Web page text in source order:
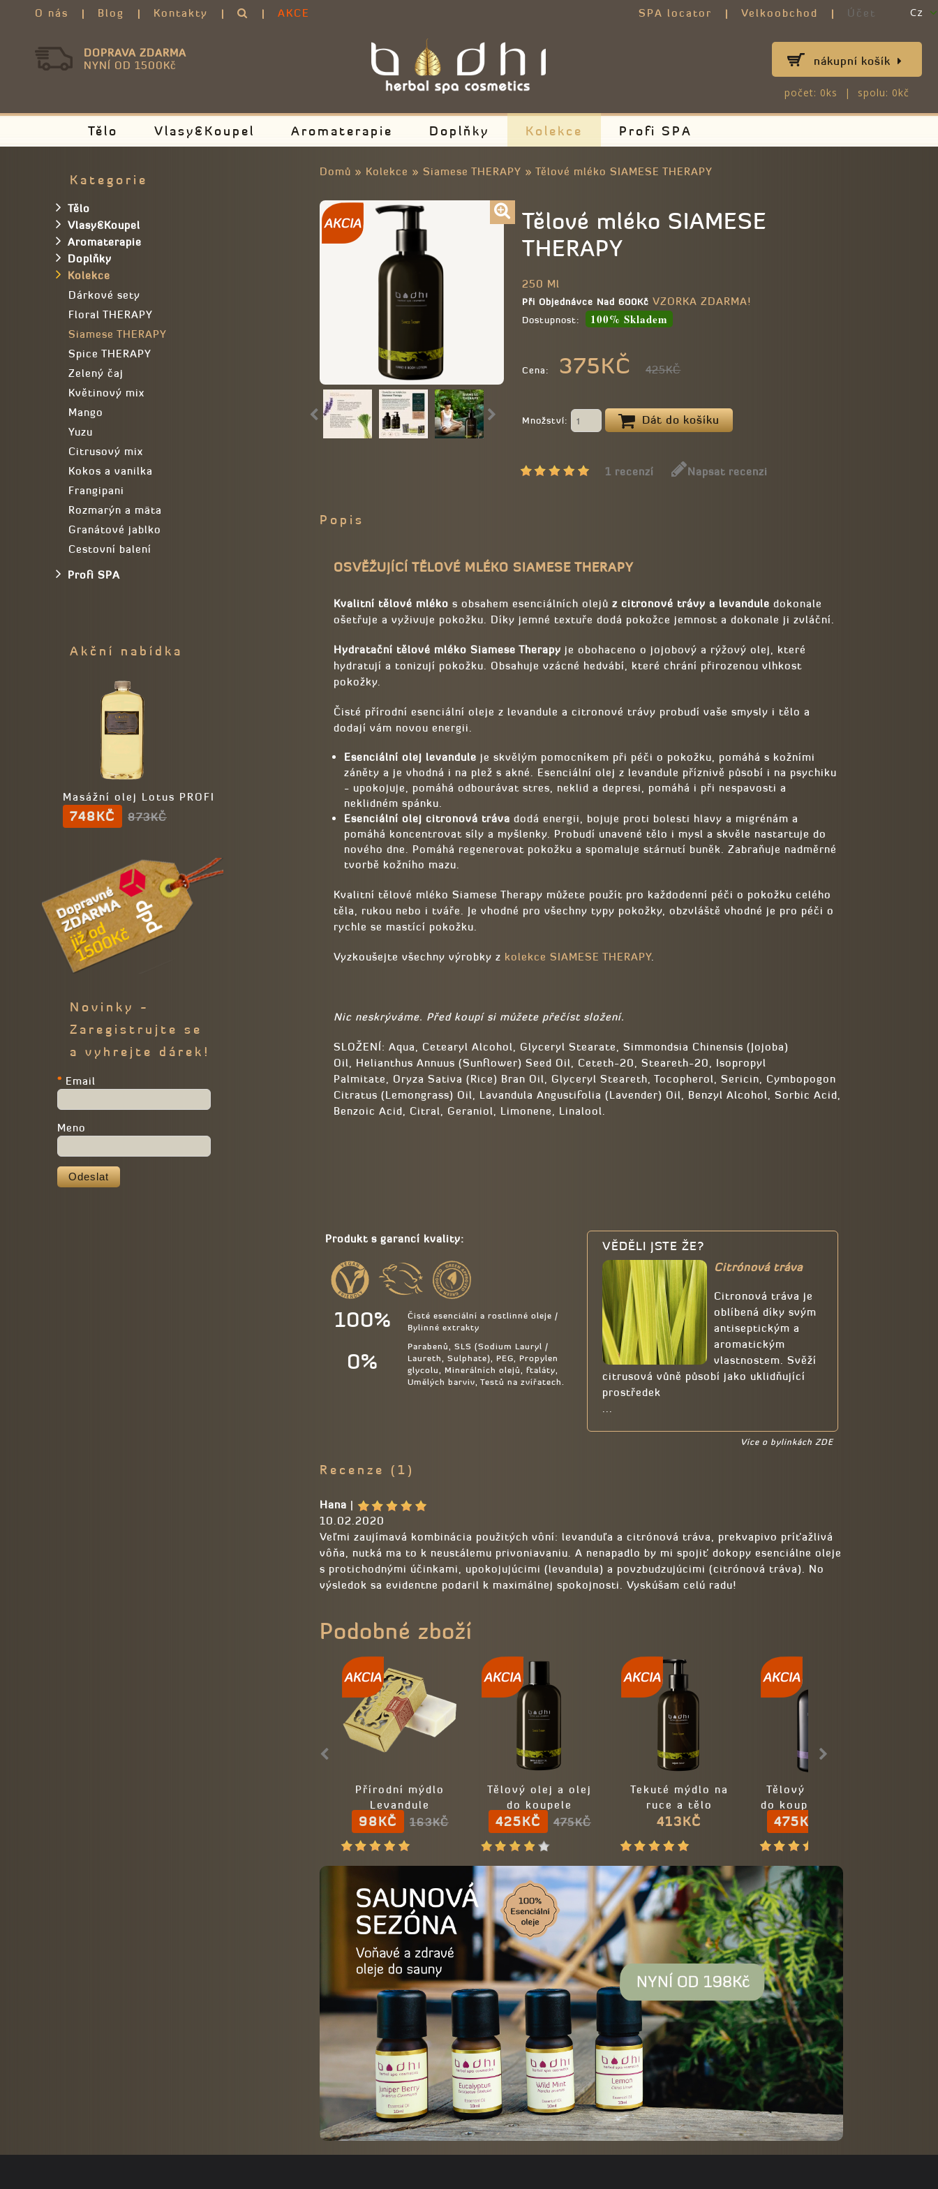
Cz
O nás Blog Kontakty AKCE SPA locator Velkoobchod Účet
DOPRAVA ZDARMA
NYNÍ OD 1500Kč
nákupní košík
počet: 0ks | spolu: 0kč
Tělo Vlasy&Koupel Aromaterapie Doplňky Kolekce Profi SPA
Domů » Kolekce »Siamese THERAPY »Tělové mléko SIAMESE THERAPY
Tělové mléko SIAMESE
THERAPY
250 Ml
Při Objednávce Nad 600KčVZORKA ZDARMA!
Dostupnost: 100% Skladem
Cena: 375KČ 425KČ
Množství: Dát do košíku
1 recenzí Napsat recenzi
Popis
OSVĚŽUJÍCÍ TĚLOVÉ MLÉKO SIAMESE THERAPY
Kvalitní tělové mléko s obsahem esenciálních olejů z citronové trávy a levandule dokonale
ošetřuje a vyživuje pokožku. Díky jemné textuře dodá pokožce jemnost a dokonale ji zvláční.
Hydratační tělové mléko Siamese Therapy je obohaceno o jojobový a rýžový olej, které
hydratují a tonizují pokožku. Obsahuje vzácné hedvábí, které chrání přirozenou vlhkost
pokožky.
Čisté přírodní esenciální oleje z levandule a citronové trávy probudí vaše smysly i tělo a
dodají vám novou energii.
Esenciální olej levandule je skvělým pomocníkem při péči o pokožku, pomáhá s kožními
záněty a je vhodná i na plež s akné. Esenciální olej z levandule příznivě působí i na psychiku
- upokojuje, pomáhá odbourávat stres, neklid a depresi, pomáhá i při nespavosti a
neklidném spánku.
Esenciální olej citronová tráva dodá energii, bojuje proti bolesti hlavy a migrénám a
pomáhá koncentrovat síly a myšlenky. Probudí unavené tělo i mysl a skvěle nastartuje do
nového dne. Pomáhá regenerovat pokožku a spomaluje stárnutí buněk. Zabraňuje nadměrné
tvorbě kožního mazu.
Kvalitní tělové mléko Siamese Therapy můžete použít pro každodenní péči o pokožku celého
těla, rukou nebo i tváře. Je vhodné pro všechny typy pokožky, obzvláště vhodné je pro péči o
rychle se mastící pokožku.
Vyzkoušejte všechny výrobky z kolekce SIAMESE THERAPY.
Nic neskrýváme. Před koupí si můžete přečíst složení.
SLOŽENÍ: Aqua, Cetearyl Alcohol, Glyceryl Stearate, Simmondsia Chinensis (Jojoba)
Oil, Helianthus Annuus (Sunflower) Seed Oil, Ceteth-20, Steareth-20, Isopropyl
Palmitate, Oryza Sativa (Rice) Bran Oil, Glyceryl Steareth, Tocopherol, Sericin, Cymbopogon
Citratus (Lemongrass) Oil, Lavandula Angustifolia (Lavender) Oil, Benzyl Alcohol, Sorbic Acid,
Benzoic Acid, Citral, Geraniol, Limonene, Linalool.
Produkt s garancí kvality:
100%
Čisté esenciální a rostlinné oleje /
Bylinné extrakty
0%
Parabenů, SLS (Sodium Lauryl /
Laureth, Sulphate), PEG, Propylen
glycolu, Minerálních olejů, ftaláty,
Umělých barviv, Testů na zvířatech.
VĚDĚLI JSTE ŽE?
Citrónová tráva
Citronová tráva je
oblíbená díky svým
antiseptickým a
aromatickým
vlastnostem. Svěží
citrusová vůně působí jako uklidňující
prostředek
...
Více o bylinkách ZDE
Recenze (1)
Hana |
10.02.2020
Veľmi zaujímavá kombinácia použitých vôní: levanduľa a citrónová tráva, prekvapivo príťažlivá
vôňa, nutká ma to k neustálemu privoniavaniu. A nenapadlo by mi spojiť dokopy esenciálne oleje
s protichodnými účinkami, upokojujúcimi (levandula) a povzbudzujúcimi (citrónová tráva). No
výsledok sa evidentne podaril k maximálnej spokojnosti. Vyskúšam celú radu!
Podobné zboží
Přírodní mýdlo
Levandule
98KČ 163KČ
Tělový olej a olej
do koupele
SIAMESE THERAPY
- 100% přírodní
425KČ 475KČ
Tekuté mýdlo na
ruce a tělo
SIAMESE THERAPY
413KČ
Tělový olej a olej
do koupele FLORAL
THERAPY - 100%
přírodní
475KČ
Kategorie
Tělo
Vlasy&Koupel
Aromaterapie
Doplňky
Kolekce
Dárkové sety
Floral THERAPY
Siamese THERAPY
Spice THERAPY
Zelený čaj
Květinový mix
Mango
Yuzu
Citrusový mix
Kokos a vanilka
Frangipani
Rozmarýn a mäta
Granátové jablko
Cestovní balení
Profi SPA
Akční nabídka
Masážní olej Lotus PROFI
748KČ 873KČ
Novinky -
Zaregistrujte se
a vyhrejte dárek!
* Email
Meno
Odeslat